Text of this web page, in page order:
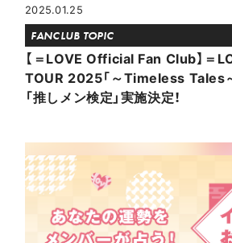
2025.01.25
FANCLUB TOPIC
【＝LOVE Official Fan Club】＝
TOUR 2025「～Timeless Tales
「推しメン検定」実施決定！